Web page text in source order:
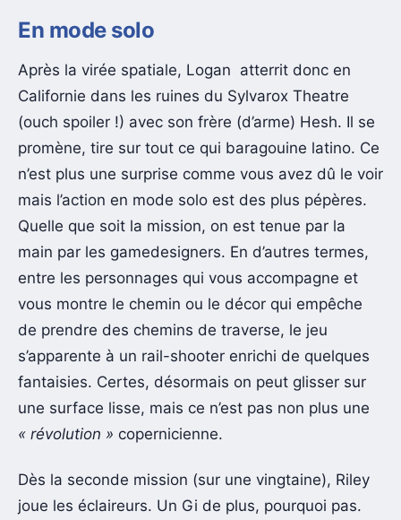
En mode solo
Après la virée spatiale, Logan atterrit donc en
Californie dans les ruines du Sylvarox Theatre
(ouch spoiler !) avec son frère (d’arme) Hesh. Il se
promène, tire sur tout ce qui baragouine latino. Ce
n’est plus une surprise comme vous avez dû le voir
mais l’action en mode solo est des plus pépères.
Quelle que soit la mission, on est tenue par la
main par les gamedesigners. En d’autres termes,
entre les personnages qui vous accompagne et
vous montre le chemin ou le décor qui empêche
de prendre des chemins de traverse, le jeu
s’apparente à un rail-shooter enrichi de quelques
fantaisies. Certes, désormais on peut glisser sur
une surface lisse, mais ce n’est pas non plus une
« révolution » copernicienne.
Dès la seconde mission (sur une vingtaine), Riley
joue les éclaireurs. Un Gi de plus, pourquoi pas.